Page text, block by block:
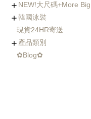
類
+ Basic基礎內搭
+ Top上衣類
+ Outer外套類
+ Onepeice洋裝類
+ Skirt裙子類
+ Pants褲子類
+ Jeans單寧類
+ Bag&Shoes包款&鞋
類
+ Acc配件類
+ Summer Look
+ Fitnese Wear +
NEW!大尺碼+More Big
+ Top大尺碼上衣
+ Dress大尺碼洋裝
+ Ouetr大尺碼外套
+ Bottom大尺碼下身
韓國泳裝
連身泳裝
兩件式比基尼
三&四件式比基尼
大尺碼泳衣
防曬衣rash guard
玩水配件
現貨24HR寄送
產品類別
Basic基礎內搭
Top上衣類
Outer外套類
Skirt裙類
Pants褲類
Onepiece洋裝類
Acc配件類
Shoes鞋類
Bag包類
Homewear家居服飾
FitnessWear
✿Blog✿